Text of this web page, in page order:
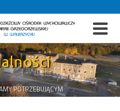
POTRZEBUJĄCYM